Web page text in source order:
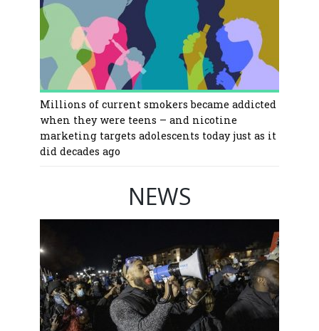
Millions of current smokers became addicted
when they were teens – and nicotine
marketing targets adolescents today just as it
did decades ago
NEWS